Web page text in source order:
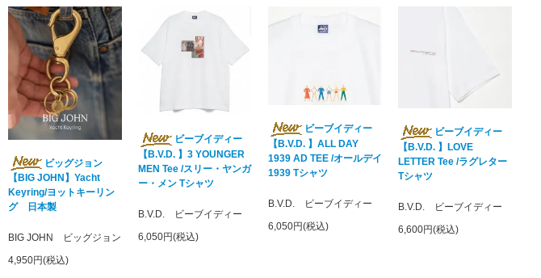
ビッグジョン
【BIG JOHN】Yacht
Keyring/ヨットキーリン
グ 日本製
BIG JOHN ビッグジョン
4,950円(税込)
ビーブイディー
【B.V.D. 】3 YOUNGER
MEN Tee /スリー・ヤンガ
ー・メン Tシャツ
B.V.D. ビーブイディー
6,050円(税込)
ビーブイディー
【B.V.D. 】ALL DAY
1939 AD TEE /オールデイ
1939 Tシャツ
B.V.D. ビーブイディー
6,050円(税込)
ビーブイディー
【B.V.D. 】LOVE
LETTER Tee /ラグレター
Tシャツ
B.V.D. ビーブイディー
6,600円(税込)